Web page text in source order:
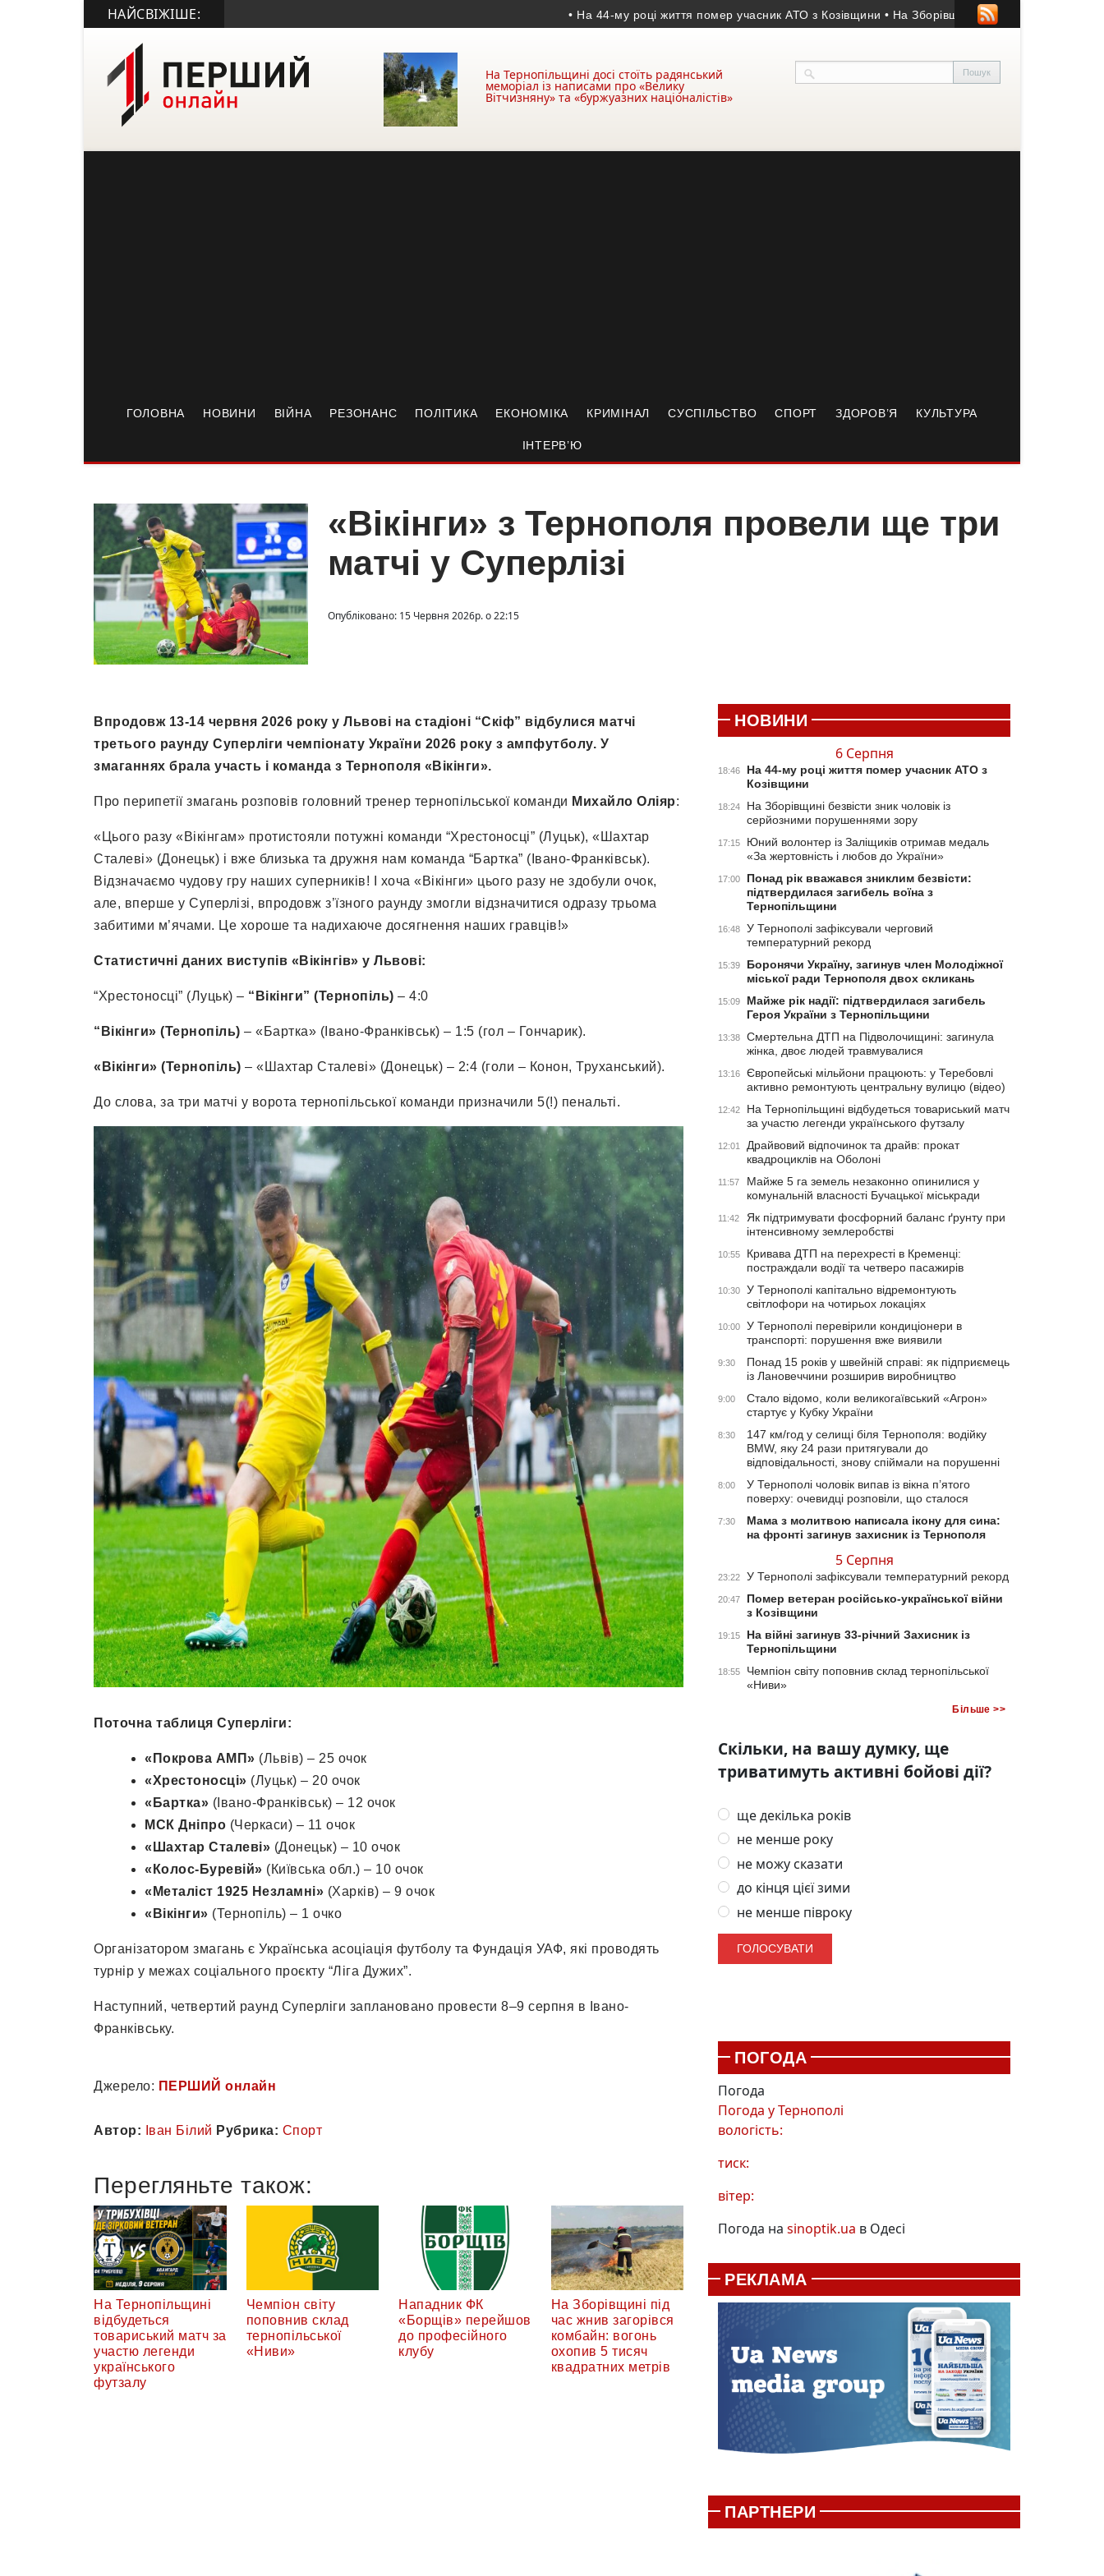
НАЙСВІЖІШЕ: • На 44-му році життя помер учасник АТО з Козівщини • На Зборівщині безвісти зник чоловік із
На Тернопільщині досі стоїть радянський
меморіал із написами про «Велику
Вітчизняну» та «буржуазних націоналістів»
ГОЛОВНА НОВИНИ ВІЙНА РЕЗОНАНС ПОЛІТИКА ЕКОНОМІКА КРИМІНАЛ СУСПІЛЬСТВО СПОРТ ЗДОРОВ’Я КУЛЬТУРА
ІНТЕРВ’Ю
«Вікінги» з Тернополя провели ще три
матчі у Суперлізі
Опубліковано: 15 Червня 2026р. о 22:15
Впродовж 13-14 червня 2026 року у Львові на стадіоні “Скіф” відбулися матчі
третього раунду Суперліги чемпіонату України 2026 року з ампфутболу. У
змаганнях брала участь і команда з Тернополя «Вікінги».
Про перипетії змагань розповів головний тренер тернопільської команди Михайло Оліяр:
«Цього разу «Вікінгам» протистояли потужні команди “Хрестоносці” (Луцьк), «Шахтар
Сталеві» (Донецьк) і вже близька та дружня нам команда “Бартка” (Івано-Франківськ).
Відзначаємо чудову гру наших суперників! І хоча «Вікінги» цього разу не здобули очок,
але, вперше у Суперлізі, впродовж з’їзного раунду змогли відзначитися одразу трьома
забитими м’ячами. Це хороше та надихаюче досягнення наших гравців!»
Статистичні даних виступів «Вікінгів» у Львові:
“Хрестоносці” (Луцьк) – “Вікінги” (Тернопіль) – 4:0
“Вікінги» (Тернопіль) – «Бартка» (Івано-Франківськ) – 1:5 (гол – Гончарик).
«Вікінги» (Тернопіль) – «Шахтар Сталеві» (Донецьк) – 2:4 (голи – Конон, Труханський).
До слова, за три матчі у ворота тернопільської команди призначили 5(!) пенальті.
Поточна таблиця Суперліги:
«Покрова АМП» (Львів) – 25 очок
«Хрестоносці» (Луцьк) – 20 очок
«Бартка» (Івано-Франківськ) – 12 очок
МСК Дніпро (Черкаси) – 11 очок
«Шахтар Сталеві» (Донецьк) – 10 очок
«Колос-Буревій» (Київська обл.) – 10 очок
«Металіст 1925 Незламні» (Харків) – 9 очок
«Вікінги» (Тернопіль) – 1 очко
Організатором змагань є Українська асоціація футболу та Фундація УАФ, які проводять
турнір у межах соціального проєкту “Ліга Дужих”.
Наступний, четвертий раунд Суперліги заплановано провести 8–9 серпня в Івано-
Франківську.
Джерело: ПЕРШИЙ онлайн
Автор: Іван Білий Рубрика: Спорт
Перегляньте також:
На Тернопільщині
відбудеться
товариський матч за
участю легенди
українського
футзалу
Чемпіон світу
поповнив склад
тернопільської
«Ниви»
Нападник ФК
«Борщів» перейшов
до професійного
клубу
На Зборівщині під
час жнив загорівся
комбайн: вогонь
охопив 5 тисяч
квадратних метрів
НОВИНИ
6 Серпня
18:46
На 44-му році життя помер учасник АТО з
Козівщини
18:24
На Зборівщині безвісти зник чоловік із
серйозними порушеннями зору
17:15
Юний волонтер із Заліщиків отримав медаль
«За жертовність і любов до України»
17:00
Понад рік вважався зниклим безвісти:
підтвердилася загибель воїна з
Тернопільщини
16:48
У Тернополі зафіксували черговий
температурний рекорд
15:39
Боронячи Україну, загинув член Молодіжної
міської ради Тернополя двох скликань
15:09
Майже рік надії: підтвердилася загибель
Героя України з Тернопільщини
13:38
Смертельна ДТП на Підволочищині: загинула
жінка, двоє людей травмувалися
13:16
Європейські мільйони працюють: у Теребовлі
активно ремонтують центральну вулицю (відео)
12:42
На Тернопільщині відбудеться товариський матч
за участю легенди українського футзалу
12:01
Драйвовий відпочинок та драйв: прокат
квадроциклів на Оболоні
11:57
Майже 5 га земель незаконно опинилися у
комунальній власності Бучацької міськради
11:42
Як підтримувати фосфорний баланс ґрунту при
інтенсивному землеробстві
10:55
Кривава ДТП на перехресті в Кременці:
постраждали водії та четверо пасажирів
10:30
У Тернополі капітально відремонтують
світлофори на чотирьох локаціях
10:00
У Тернополі перевірили кондиціонери в
транспорті: порушення вже виявили
9:30
Понад 15 років у швейній справі: як підприємець
із Лановеччини розширив виробництво
9:00
Стало відомо, коли великогаївський «Агрон»
стартує у Кубку України
8:30
147 км/год у селищі біля Тернополя: водійку
BMW, яку 24 рази притягували до
відповідальності, знову спіймали на порушенні
8:00
У Тернополі чоловік випав із вікна п’ятого
поверху: очевидці розповіли, що сталося
7:30
Мама з молитвою написала ікону для сина:
на фронті загинув захисник із Тернополя
5 Серпня
23:22 У Тернополі зафіксували температурний рекорд
20:47
Помер ветеран російсько-української війни
з Козівщини
19:15
На війні загинув 33-річний Захисник із
Тернопільщини
18:55
Чемпіон світу поповнив склад тернопільської
«Ниви»
Більше >>
Скільки, на вашу думку, ще
триватимуть активні бойові дії?
ще декілька років
не менше року
не можу сказати
до кінця цієї зими
не менше півроку
ПОГОДА
Погода
Погода уТернополі
вологість:
тиск:
вітер:
Погода на sinoptik.ua в Одесі
РЕКЛАМА
ПАРТНЕРИ